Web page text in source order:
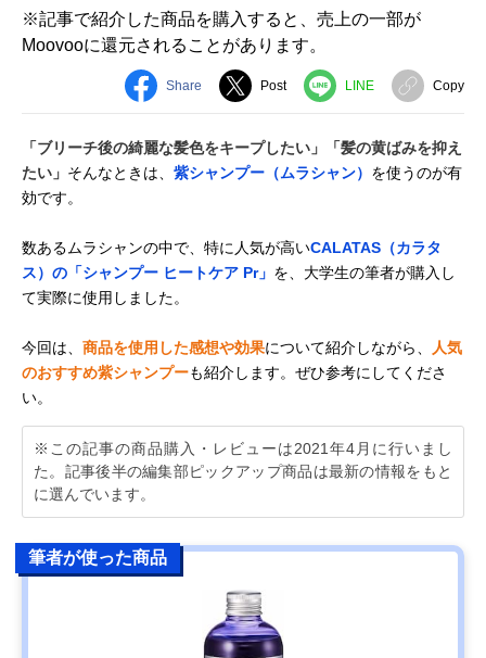
※記事で紹介した商品を購入すると、売上の一部が
Moovooに還元されることがあります。
Share Post LINE Copy
「ブリーチ後の綺麗な髪色をキープしたい」「髪の黄ばみを抑え
たい」 そんなときは、 紫シャンプー（ムラシャン） を使うのが有
効です。
数あるムラシャンの中で、特に人気が高いCALATAS（カラタ
ス）の「シャンプー ヒートケア Pr」 を、大学生の筆者が購入し
て実際に使用しました。
今回は、 商品を使用した感想や効果について紹介しながら、
人気
のおすすめ紫シャンプーも紹介します。ぜひ参考にしてくださ
い。
※この記事の商品購入・レビューは2021年4月に行いまし
た。記事後半の編集部ピックアップ商品は最新の情報をもと
に選んでいます。
筆者が使った商品